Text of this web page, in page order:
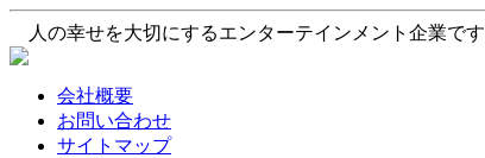
人の幸せを大切にするエンターテインメント企業です
会社概要
お問い合わせ
サイトマップ